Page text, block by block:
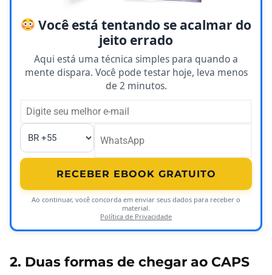
Você está tentando se acalmar do
jeito errado
Aqui está uma técnica simples para quando a
mente dispara. Você pode testar hoje, leva menos
de 2 minutos.
RECEBER EBOOK GRATUITO
Ao continuar, você concorda em enviar seus dados para receber o
material.
Política de Privacidade
2. Duas formas de chegar ao CAPS